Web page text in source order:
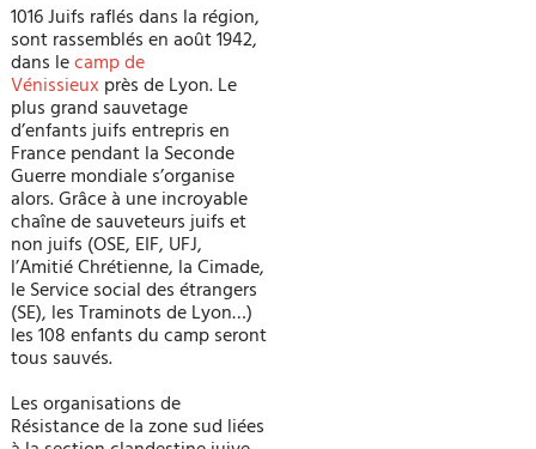
1016 Juifs raflés dans la région,
sont rassemblés en août 1942,
dans lecamp de
Vénissieux près de Lyon. Le
plus grand sauvetage
d’enfants juifs entrepris en
France pendant la Seconde
Guerre mondiale s’organise
alors. Grâce à une incroyable
chaîne de sauveteurs juifs et
non juifs (OSE, EIF, UFJ,
l’Amitié Chrétienne, la Cimade,
le Service social des étrangers
(SE), les Traminots de Lyon…)
les 108 enfants du camp seront
tous sauvés.
Les organisations de
Résistance de la zone sud liées